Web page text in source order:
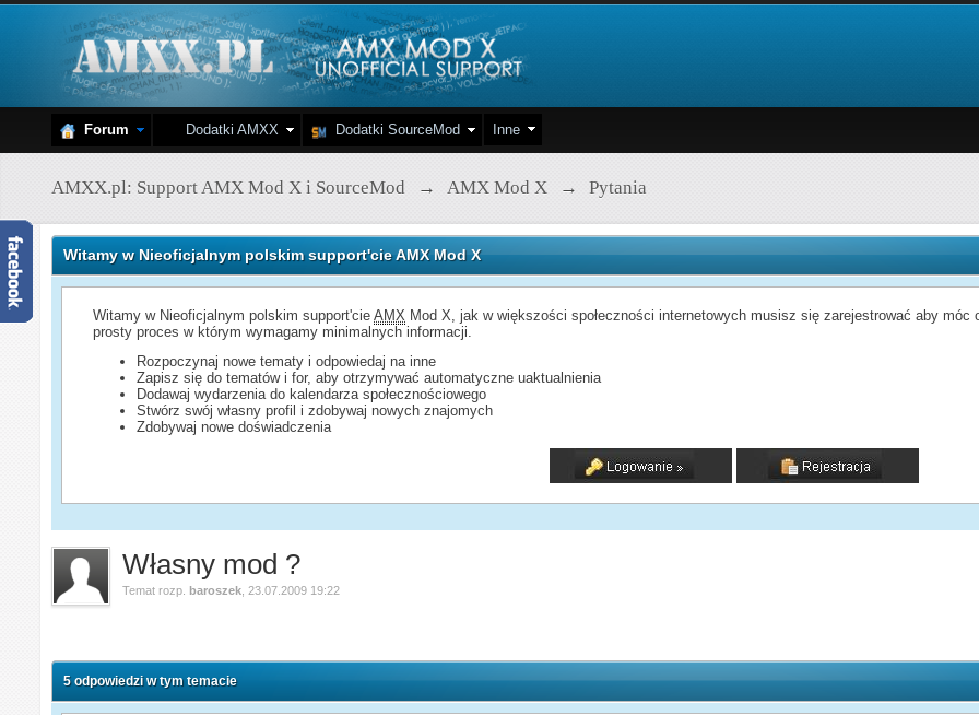
Forum Dodatki AMXX Dodatki SourceMod Inne
AMXX.pl: Support AMX Mod X i SourceMod → AMX Mod X → Pytania
Witamy w Nieoficjalnym polskim support'cie AMX Mod X
Witamy w Nieoficjalnym polskim support'cieAMX Mod X, jak w większości społeczności internetowych musisz się zarejestrować aby
prosty proces w którym wymagamy minimalnych informacji.
Rozpoczynaj nowe tematy i odpowiedaj na inne
Zapisz się do tematów i for, aby otrzymywać automatyczne uaktualnienia
Dodawaj wydarzenia do kalendarza społecznościowego
Stwórz swój własny profil i zdobywaj nowych znajomych
Zdobywaj nowe doświadczenia
Własny mod ?
Temat rozp. baroszek 23.07.2009 19:22
5 odpowiedzi w tym temacie